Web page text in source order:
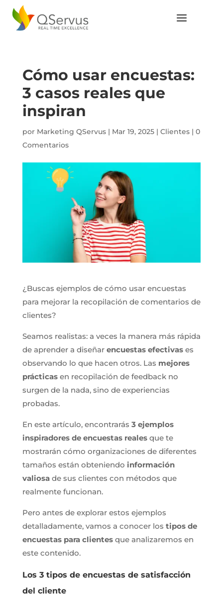
Cómo usar encuestas:
3 casos reales que
inspiran
por Marketing QServus| Mar 19, 2025| Clientes| 0
Comentarios
¿Buscas ejemplos de cómo usar encuestas
para mejorar la recopilación de comentarios de
clientes?
Seamos realistas: a veces la manera más rápida
de aprender a diseñar encuestas efectivases
observando lo que hacen otros. Las mejores
prácticasen recopilación de feedback no
surgen de la nada, sino de experiencias
probadas.
En este artículo, encontrarás 3 ejemplos
inspiradores de encuestas realesque te
mostrarán cómo organizaciones de diferentes
tamaños están obteniendo información
valiosade sus clientes con métodos que
realmente funcionan.
Pero antes de explorar estos ejemplos
detalladamente, vamos a conocer los tipos de
encuestas para clientesque analizaremos en
este contenido.
Los 3 tipos de encuestas de satisfacción
del cliente